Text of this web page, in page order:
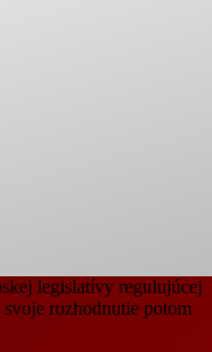
legislatívy regulujúcej
rozhodnutie potom